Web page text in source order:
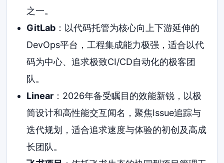
之一。
GitLab：以代码托管为核心向上下游延伸的
DevOps平台，工程集成能力极强，适合以代
码为中心、追求极致CI/CD自动化的极客团
队。
Linear：2026年备受瞩目的效能新锐，以极
简设计和高性能交互闻名，聚焦Issue追踪与
迭代规划，适合追求速度与体验的初创及高成
长团队。